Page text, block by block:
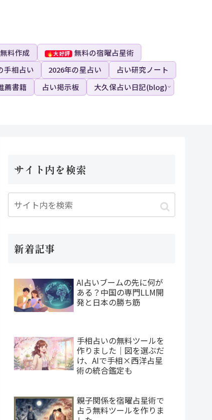
料作成
無料の宿曜占星術
手相占い 2026年の星占い
占い研究ノート
薦書籍 占い掲示板
大久保占い日記(blog)
サイト内を検索
新着記事
AI占いブームの先に何が
ある？中国の専門LLM開
発と日本の勝ち筋
手相占いの無料ツールを
作りました｜図を選ぶだ
け、AIで手相×西洋占星
術の統合鑑定も
親子関係を宿曜占星術で
占う無料ツールを作りま